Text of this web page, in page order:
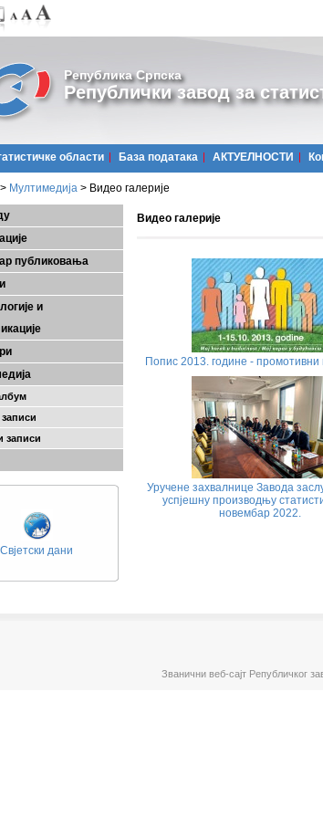
Република Српска
Републички завод за
области Базa података АКТУЕЛНОСТИ
> Мултимедија > Видео галерије
публиковања
и
записи
Свјетски дани
Видео галерије
Попис 2013. године - промотивни
Уручене захвалнице Завода
успјешну производњу
новембар 2022.
Званични веб-сајт Републичког